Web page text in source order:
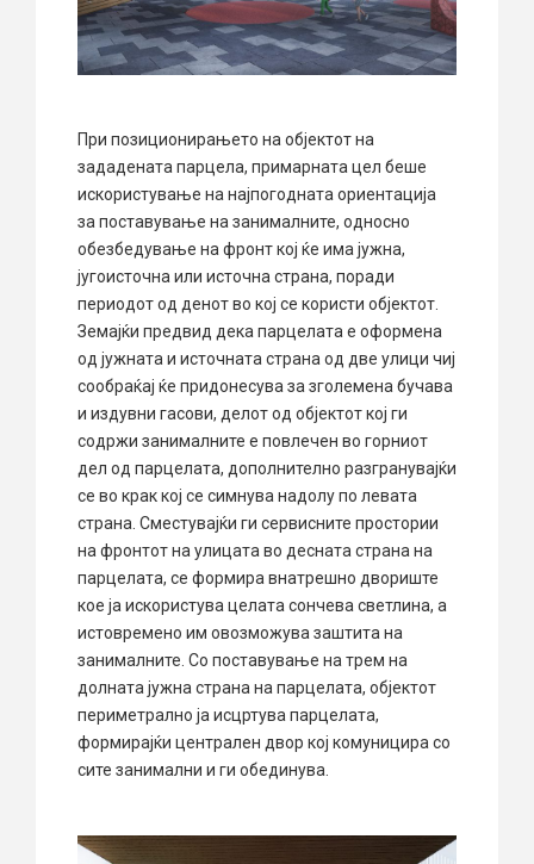
При позиционирањето на објектот на
зададената парцела, примарната цел беше
искористување на најпогодната ориентација
за поставување на занималните, односно
обезбедување на фронт кој ќе има јужна,
југоисточна или источна страна, поради
периодот од денот во кој се користи објектот.
Земајќи предвид дека парцелата е оформена
од јужната и источната страна од две улици чиј
сообраќај ќе придонесува за зголемена бучава
и издувни гасови, делот од објектот кој ги
содржи занималните е повлечен во горниот
дел од парцелата, дополнително разгранувајќи
се во крак кој се симнува надолу по левата
страна. Сместувајќи ги сервисните простории
на фронтот на улицата во десната страна на
парцелата, се формира внатрешно двориште
кое ја искористува целата сончева светлина, а
истовремено им овозможува заштита на
занималните. Со поставување на трем на
долната јужна страна на парцелата, објектот
периметрално ја исцртува парцелата,
формирајќи централен двор кој комуницира со
сите занимални и ги обединува.